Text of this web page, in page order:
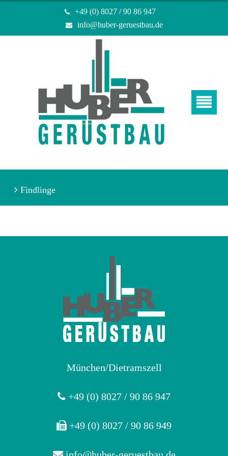
+49 (0) 8027 / 90 86 947
info@huber-geruestbau.de
Findlinge
München/Dietramszell
+49 (0) 8027 / 90 86 947
+49 (0) 8027 / 90 86 949